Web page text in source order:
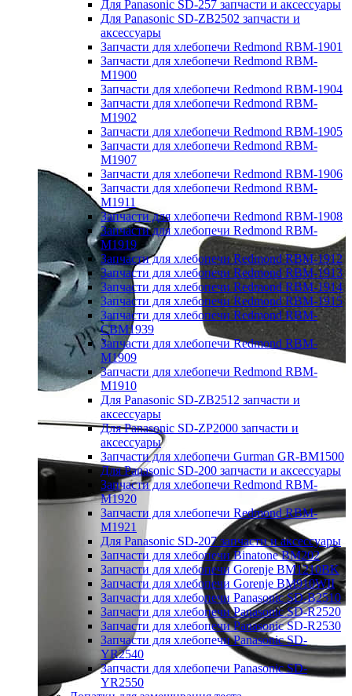
Для Panasonic SD-257 запчасти и аксессуары
Для Panasonic SD-ZB2502 запчасти и
аксессуары
Запчасти для хлебопечи Redmond RBM-1901
Запчасти для хлебопечи Redmond RBM-
M1900
Запчасти для хлебопечи Redmond RBM-1904
Запчасти для хлебопечи Redmond RBM-
M1902
Запчасти для хлебопечи Redmond RBM-1905
Запчасти для хлебопечи Redmond RBM-
M1907
Запчасти для хлебопечи Redmond RBM-1906
Запчасти для хлебопечи Redmond RBM-
M1911
Запчасти для хлебопечи Redmond RBM-1908
Запчасти для хлебопечи Redmond RBM-
M1919
Запчасти для хлебопечи Redmond RBM-1912
Запчасти для хлебопечи Redmond RBM-1913
Запчасти для хлебопечи Redmond RBM-1914
Запчасти для хлебопечи Redmond RBM-1915
Запчасти для хлебопечи Redmond RBM-
CBM1939
Запчасти для хлебопечи Redmond RBM-
M1909
Запчасти для хлебопечи Redmond RBM-
M1910
Для Panasonic SD-ZB2512 запчасти и
аксессуары
Для Panasonic SD-ZP2000 запчасти и
аксессуары
Запчасти для хлебопечи Gurman GR-BM1500
Для Panasonic SD-200 запчасти и аксессуары
Запчасти для хлебопечи Redmond RBM-
M1920
Запчасти для хлебопечи Redmond RBM-
M1921
Для Panasonic SD-207 запчасти и аксессуары
Запчасти для хлебопечи Binatone BM202
Запчасти для хлебопечи Gorenje BM1210BK
Запчасти для хлебопечи Gorenje BM910WII
Запчасти для хлебопечи Panasonic SD-B2510
Запчасти для хлебопечи Panasonic SD-R2520
Запчасти для хлебопечи Panasonic SD-R2530
Запчасти для хлебопечи Panasonic SD-
YR2540
Запчасти для хлебопечи Panasonic SD-
YR2550